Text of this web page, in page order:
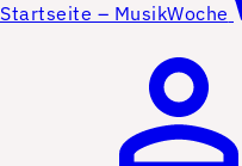
Startseite – MusikWoche